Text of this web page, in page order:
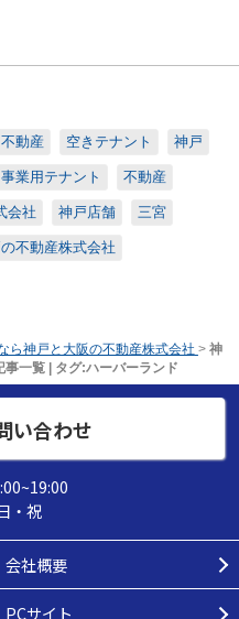
不動産 空きテナント 神戸
事業用テナント 不動産
会社 神戸店舗 三宮
不動産株式会社
ら神戸と大阪の不動産株式会社 > 神
一覧 | タグ:ハーバーランド
い合わせ
・祝
会社概要
PCサイト